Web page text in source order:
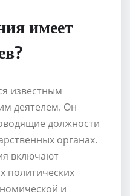
имеет
известным
деятелем. Он
должности
органах.
включают
политических
и